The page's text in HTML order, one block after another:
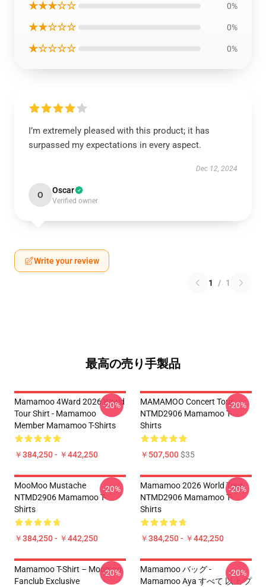
★★★☆☆ 0%
★★☆☆☆ 0%
★☆☆☆☆ 0%
I’m extremely pleased with this product; it has
surpassed my expectations in every aspect.
Dec 12, 2024
O Oscar
Verified owner
Write your review
1 / 1
最高の売り手製品
Mamamoo 4Ward 2026 World
Tour Shirt - Mamamoo
Member Mamamoo T-Shirts
￥384,250 - ￥442,250
-20%
MAMAMOO Concert Tour
NTMD2906 Mamamoo T-
Shirts
￥507,500$35
-20%
MooMoo Mustache
NTMD2906 Mamamoo T-
Shirts
￥384,250 - ￥442,250
-20%
Mamamoo 2026 World Tour
NTMD2906 Mamamoo T-
Shirts
￥384,250 - ￥442,250
-20%
Mamamoo T-Shirt – Moomoo
Fanclub Exclusive
-20%
Mamamoo バッグ -
Mamamoo Aya すべて 以上 プ
-20%